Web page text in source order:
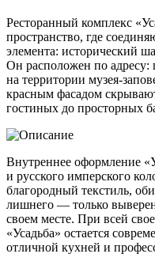
Ресторанный комплекс
пространство, где
элемента: исторический
Он расположен по адресу:
на территории музея-
красным фасадом
гостиных до просторных
Внутреннее оформление
и русского имперского
благородный текстиль,
лишнего — только
своем месте. При всей
«Усадьба» остается
отличной кухней и